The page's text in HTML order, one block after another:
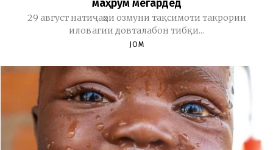
маҳрум мегардед
29 август натиҷаҳои озмуни тақсимоти такрории
иловагии довталабон тибқи...
JOM